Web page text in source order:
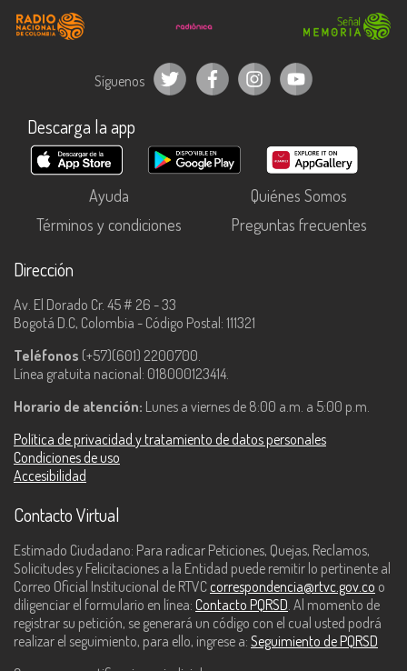
Síguenos
Descarga la app
Ayuda
Quiénes Somos
Términos y condiciones
Preguntas frecuentes
Dirección
Av. El Dorado Cr. 45 # 26 - 33
Bogotá D.C, Colombia - Código Postal: 111321
Teléfonos (+57)(601) 2200700.
Línea gratuita nacional: 018000123414.
Horario de atención: Lunes a viernes de 8:00 a.m. a 5:00 p.m.
Política de privacidad y tratamiento de datos personales
Condiciones de uso
Accesibilidad
Contacto Virtual
Estimado Ciudadano: Para radicar Peticiones, Quejas, Reclamos,
Solicitudes y Felicitaciones a la Entidad puede remitir lo pertinente al
Correo Oficial Institucional de RTVC correspondencia@rtvc.gov.co o
diligenciar el formulario en línea: Contacto PQRSD. Al momento de
registrar su petición, se generará un código con el cual usted podrá
realizar el seguimiento, para ello, ingrese a: Seguimiento de PQRSD